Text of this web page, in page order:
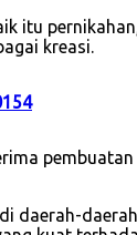
itu
kreasi.
daerah-